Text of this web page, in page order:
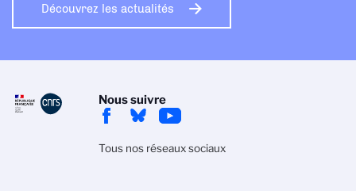
Découvrez les actualités
Nous suivre
Tous nos réseaux sociaux